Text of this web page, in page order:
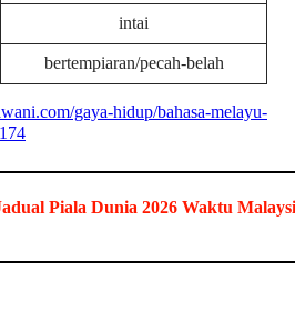
intai
bertempiaran/pecah-belah
gaya-hidup/bahasa-melayu-
Piala Dunia 2026 Waktu